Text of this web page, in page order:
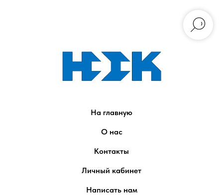
На главную
О нас
Контакты
Личный кабинет
Написать нам